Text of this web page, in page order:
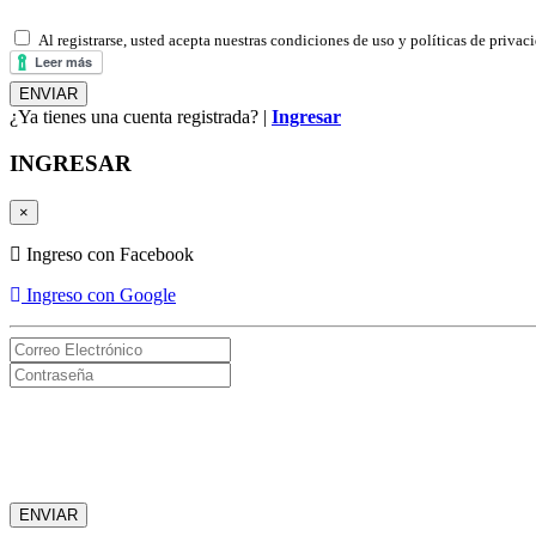
Al registrarse, usted acepta nuestras condiciones de uso y políticas de
¿Ya tienes una cuenta registrada? | Ingresar
INGRESAR
×
Ingreso con Facebook
Ingreso con Google